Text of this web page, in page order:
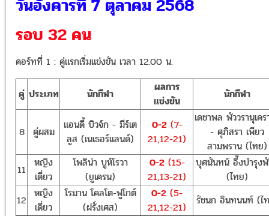
วันอังคารที่ 7 ตุลาคม 2568
รอบ 32 คน
คอร์ทที่ 1 : คู่แรกเริ่มแข่งขัน เวลา 12.00 น.
คู่ ประเภท นักกีฬา
ผลการ
แข่งขัน
นักกีฬา
8 คู่ผสม
แอนดี้ บิวจ์ก - มีร์เต
ลูส (เนเธอร์แลนด์)
0-2(7-
21,12-21)
เดชาพล พัววรานุเคร
- ศุภิสรา เพียว
สามพราน (ไทย)
11 หญิง
เดี่ยว
โพลิน่า บูห์โรวา
(ยูเครน)
0-2(15-
21,13-21)
บุศนันทน์ อึ๊งบํารุง
(ไทย)
12 หญิง
เดี่ยว
โรมาน โคลโต-ฟูโกต์
(ฝรั่งเศส)
0-2 (5-
21,12-21)
รัชนก อินทนนท์ (ไ